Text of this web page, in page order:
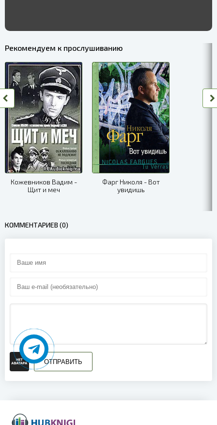
Рекомендуем к прослушиванию
Кожевников Вадим -
Щит и меч
Фарг Николя - Вот
увидишь
КОММЕНТАРИЕВ (0)
ОТПРАВИТЬ